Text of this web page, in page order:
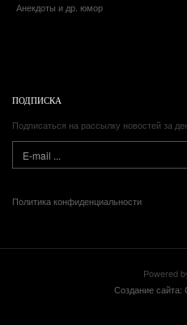
Анекдоты и др. юмор
ПОДПИСКА
Подписаться на рассылку новостей за
Политика конфиденциальности
Powered
Создание сайта: